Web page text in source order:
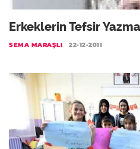
Erkeklerin Tefsir
SEMA MARAŞLI 22-12-2011